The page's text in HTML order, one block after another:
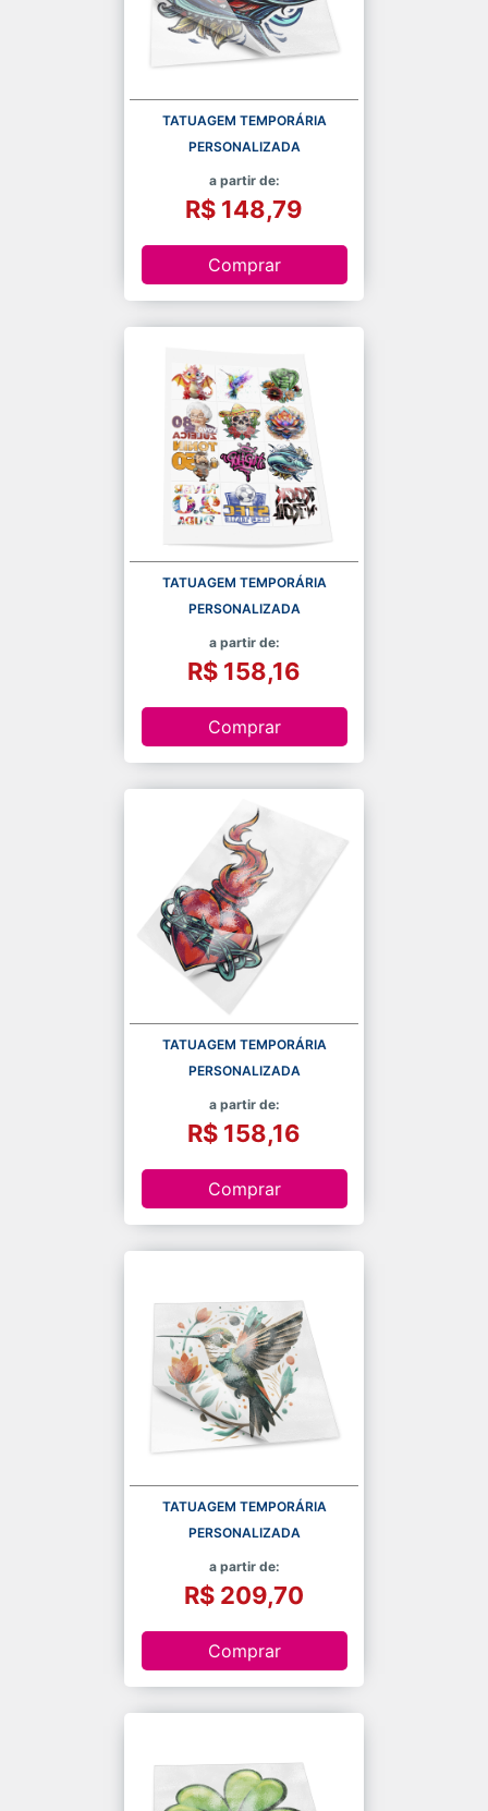
TATUAGEM TEMPORÁRIA
PERSONALIZADA
a partir de:
R$ 148,79
Comprar
TATUAGEM TEMPORÁRIA
PERSONALIZADA
a partir de:
R$ 158,16
Comprar
TATUAGEM TEMPORÁRIA
PERSONALIZADA
a partir de:
R$ 158,16
Comprar
TATUAGEM TEMPORÁRIA
PERSONALIZADA
a partir de:
R$ 209,70
Comprar